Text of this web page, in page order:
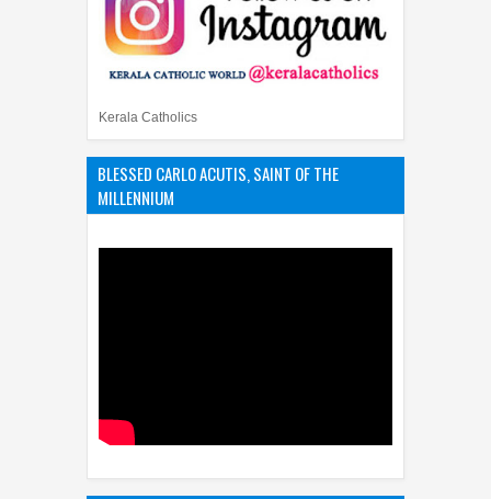
Kerala Catholics
BLESSED CARLO ACUTIS, SAINT OF THE
MILLENNIUM